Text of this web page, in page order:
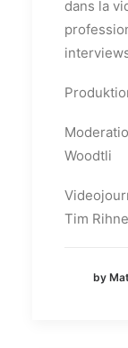
dans la
Woodtli
Tim
by